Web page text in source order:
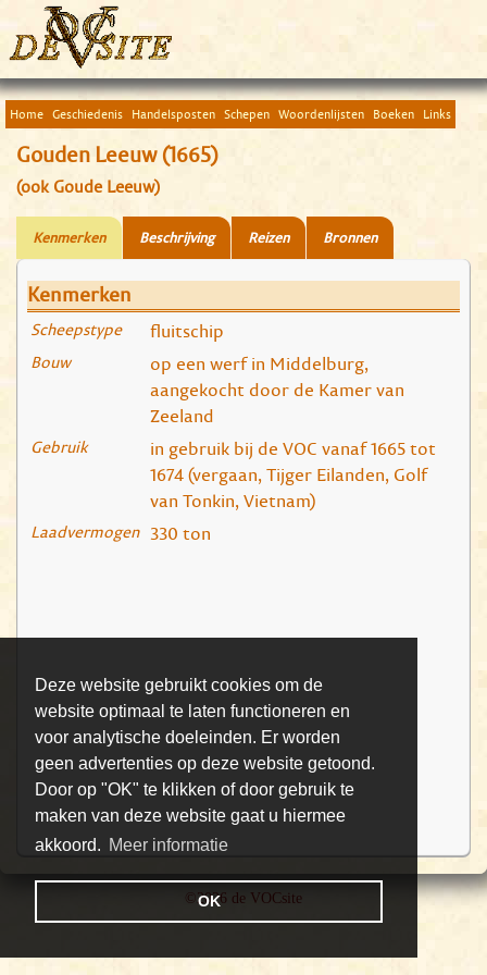
Deze website gebruikt cookies om de
website optimaal te laten functioneren en
voor analytische doeleinden. Er worden
geen advertenties op deze website getoond.
Door op "OK" te klikken of door gebruik te
maken van deze website gaat u hiermee
akkoord. Meer informatie
OK
Home Geschiedenis Handelsposten Schepen Woordenlijsten Boeken Links
Gouden Leeuw (1665)
(ook Goude Leeuw)
Kenmerken Beschrijving Reizen Bronnen
Kenmerken
Scheepstype fluitschip
Bouw
op een werf in Middelburg,
aangekocht door de Kamer van
Zeeland
Gebruik
in gebruik bij de VOC vanaf 1665 tot
1674 (vergaan, Tijger Eilanden, Golf
van Tonkin, Vietnam)
Laadvermogen 330 ton
©2026 de VOCsite